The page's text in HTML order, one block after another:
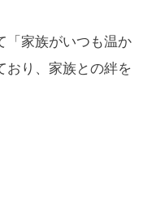
「家族がいつも温か
おり、家族との絆を